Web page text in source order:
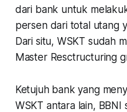
dari bank untuk
persen dari total utang
Dari situ, WSKT sudah
Master Resctructuring
Ketujuh bank yang
WSKT antara lain,